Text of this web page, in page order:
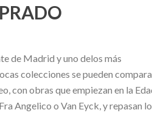
de Madrid y uno delos más
colecciones se pueden
con obras que empiezan en la
Angelico o Van Eyck, y repasan lo